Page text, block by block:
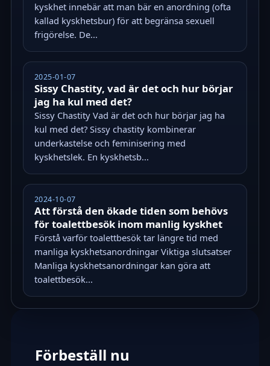
kyskhet innebär att man bär en anordning (ofta
kallad kyskhetsbur) för att begränsa sexuell
frigörelse. De...
2025-01-07
Sissy Chastity, vad är det och hur börjar
jag ha kul med det?
Sissy Chastity Vad är det och hur börjar jag ha
kul med det? Sissy chastity kombinerar
underkastelse och feminisering med
kyskhetslek. En kyskhetsb...
2024-10-07
Att förstå den ökade tiden som behövs
för toalettbesök inom manlig kyskhet
Förstå varför toalettbesök tar längre tid med
manliga kyskhetsanordningar Viktiga slutsatser
Manliga kyskhetsanordningar kan göra att
toalettbesök...
Förbeställ nu